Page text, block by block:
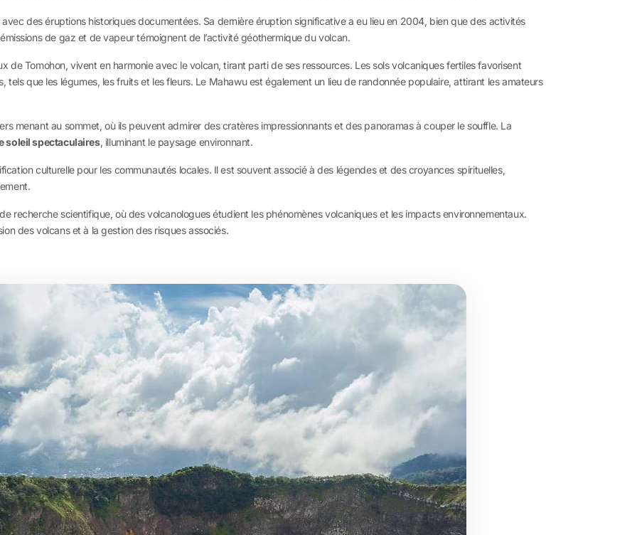
avec des éruptions historiques documentées. Sa dernière éruption significative a eu lieu en 2004, bien que des activités
de gaz et de vapeur témoignent de l’activité géothermique du volcan.
de Tomohon, vivent en harmonie avec le volcan, tirant parti de ses ressources. Les sols volcaniques fertiles favorisent
tels que les légumes, les fruits et les fleurs. Le Mahawu est également un lieu de randonnée populaire, attirant les amateurs
menant au sommet, où ils peuvent admirer des cratères impressionnants et des panoramas à couper le souffle. La
soleil spectaculaires, illuminant le paysage environnant.
culturelle pour les communautés locales. Il est souvent associé à des légendes et des croyances spirituelles,
recherche scientifique, où des volcanologues étudient les phénomènes volcaniques et les impacts environnementaux.
des volcans et à la gestion des risques associés.